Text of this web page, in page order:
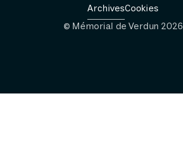
© Mémorial de Verdun 2026
ArchivesCookies